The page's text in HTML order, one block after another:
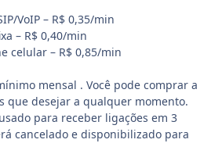
VoIP – R$ 0,35/min
– R$ 0,40/min
celular – R$ 0,85/min
mensal . Você pode comprar a
que desejar a qualquer momento.
para receber ligações em 3
cancelado e disponibilizado para